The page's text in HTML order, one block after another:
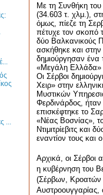
Με τη Συνθήκη
(34.603 τ. χλμ.),
όμως, πίεζε τη
πέτυχε τον σκοπό
δύο Βαλκανικούς
ασκήθηκε και στην
δημιούργησαν ένα
«Μεγάλη Ελλάδα»
Οι Σέρβοι
Χειρ» στην
Μυστικών
Φερδινάρδος, ήταν
επισκέφτηκε το
«Νέας Βοσνίας»,
Ντιμιτρίεβιτς
εναντίον τους και
Αρχικά, οι Σέρβοι
η κυβέρνηση του
(Σέρβων, Κροατών
Αυστροουγγαρίας,
...